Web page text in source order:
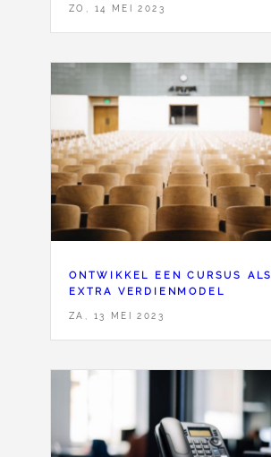
ZO, 14 MEI 2023
ONTWIKKEL EEN CURSUS ALS
EXTRA VERDIENMODEL
ZA, 13 MEI 2023